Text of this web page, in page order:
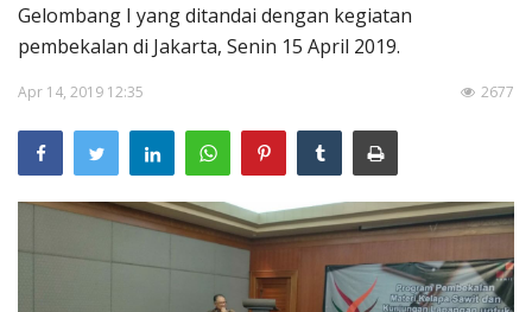
Informasi Publik
Pengumuman
Tentang Sawit
Gelombang I yang ditandai dengan kegiatan
pembekalan di Jakarta, Senin 15 April 2019.
Apr 14, 2019 12:35 2677